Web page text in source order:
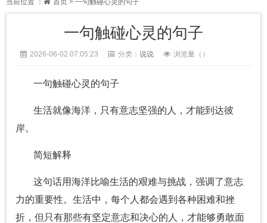
当前位置 ： 首页 > 一句触碰心灵的句子
一句触碰心灵的句子
2026-06-02 07:05:23 分类： 说说 浏览量（ ）
一句触碰心灵的句子
生活就像海洋，只有意志坚强的人，才能到达彼
岸。
简短解释
这句话用海洋比喻生活的艰难与挑战，强调了意志
力的重要性。生活中，每个人都会遇到各种困难和挫
折，但只有那些有坚定意志和决心的人，才能够勇敢面